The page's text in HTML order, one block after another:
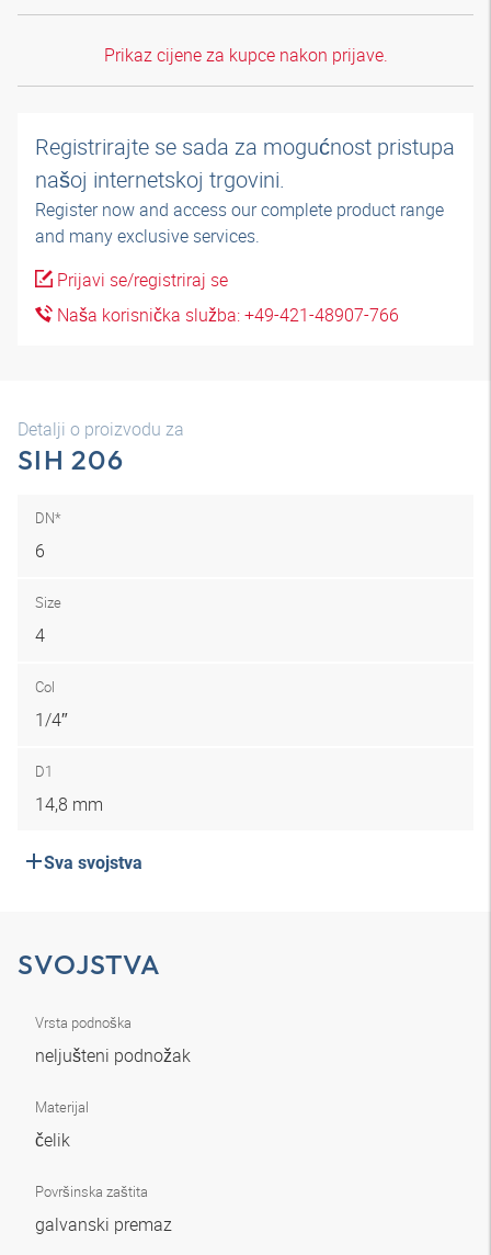
Prikaz cijene za kupce nakon prijave.
Registrirajte se sada za mogućnost pristupa
našoj internetskoj trgovini.
Register now and access our complete product range
and many exclusive services.
Prijavi se/registriraj se
Naša korisnička služba: +49-421-48907-766
Detalji o proizvodu za
SIH 206
DN*
6
Size
4
Col
1/4″
D1
14,8 mm
Sva svojstva
SVOJSTVA
Vrsta podnoška
neljušteni podnožak
Materijal
čelik
Površinska zaštita
galvanski premaz